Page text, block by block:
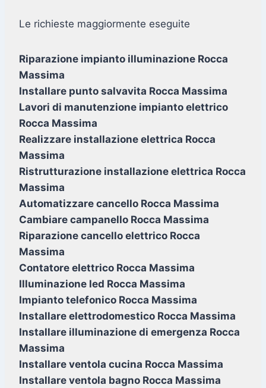
Le richieste maggiormente eseguite
Riparazione impianto illuminazione Rocca
Massima
Installare punto salvavita Rocca Massima
Lavori di manutenzione impianto elettrico
Rocca Massima
Realizzare installazione elettrica Rocca
Massima
Ristrutturazione installazione elettrica Rocca
Massima
Automatizzare cancello Rocca Massima
Cambiare campanello Rocca Massima
Riparazione cancello elettrico Rocca
Massima
Contatore elettrico Rocca Massima
Illuminazione led Rocca Massima
Impianto telefonico Rocca Massima
Installare elettrodomestico Rocca Massima
Installare illuminazione di emergenza Rocca
Massima
Installare ventola cucina Rocca Massima
Installare ventola bagno Rocca Massima